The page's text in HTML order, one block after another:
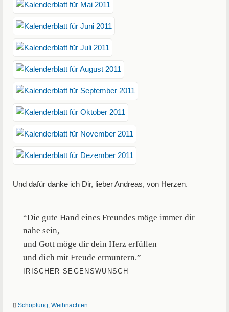
Und dafür danke ich Dir, lieber Andreas, von Herzen.
“Die gute Hand eines Freundes möge immer dir
nahe sein,
und Gott möge dir dein Herz erfüllen
und dich mit Freude ermuntern.”
IRISCHER SEGENSWUNSCH
Schöpfung,Weihnachten